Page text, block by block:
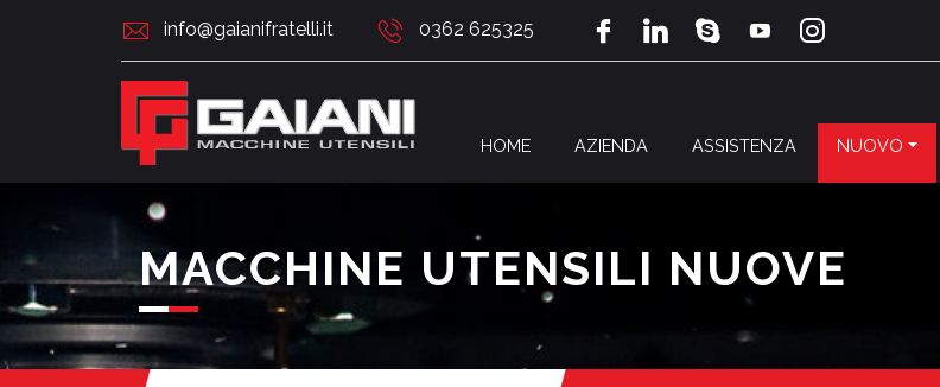
info@gaianifratelli.it 0362 625325
HOME AZIENDA ASSISTENZA NUOVO
MACCHINE UTENSILI NUOVE